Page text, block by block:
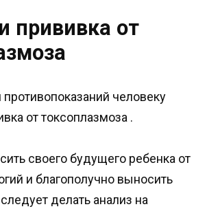
прививка от
противопоказаний человеку
от токсоплазмоза .
своего будущего ребенка от
и благополучно выносить
делать анализ на